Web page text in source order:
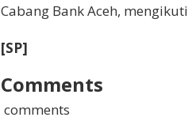
Cabang Bank Aceh,
[SP]
Comments
comments